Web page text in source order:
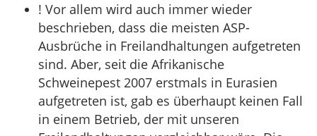
! Vor allem wird auch immer wieder
beschrieben, dass die meisten ASP-
Ausbrüche in Freilandhaltungen aufgetreten
sind. Aber, seit die Afrikanische
Schweinepest 2007 erstmals in Eurasien
aufgetreten ist, gab es überhaupt keinen Fall
in einem Betrieb, der mit unseren